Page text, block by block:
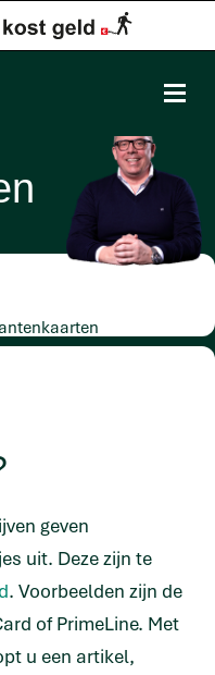
geven
uit. Deze zijn te
. Voorbeelden zijn de
of PrimeLine. Met
u een artikel,